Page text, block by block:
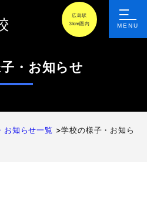
MENU
広島駅
3km圏内
・お知らせ
お知らせ一覧 >学校の様子・お知ら